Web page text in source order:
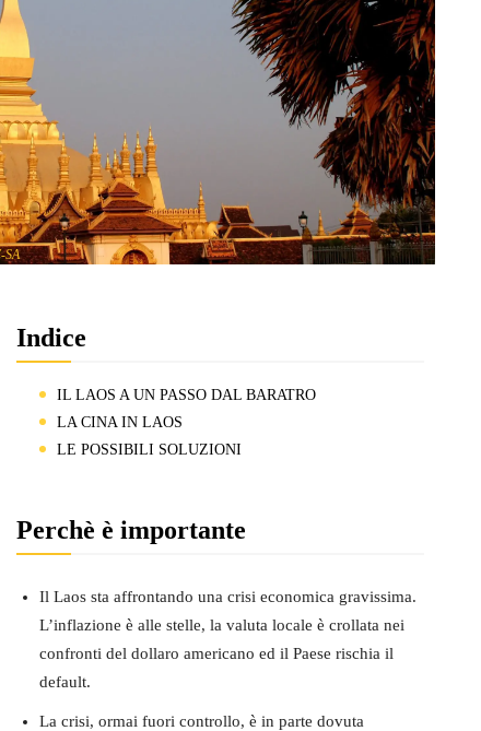
SA
Indice
IL LAOS A UN PASSO DAL BARATRO
LA CINA IN LAOS
LE POSSIBILI SOLUZIONI
Perchè è importante
Il Laos sta affrontando una crisi economica gravissima.
L’inflazione è alle stelle, la valuta locale è crollata nei
confronti del dollaro americano ed il Paese rischia il
default.
La crisi, ormai fuori controllo, è in parte dovuta